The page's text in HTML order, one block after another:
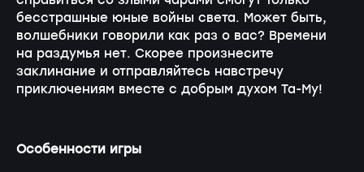
бесстрашные юные войны света. Может быть,
волшебники говорили как раз о вас? Времени
на раздумья нет. Скорее произнесите
заклинание и отправляйтесь навстречу
приключениям вместе с добрым духом Та-Му!
Особенности игры